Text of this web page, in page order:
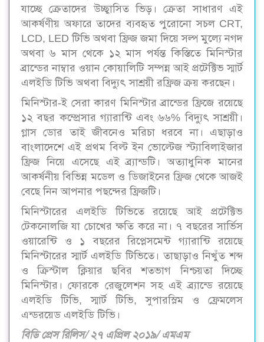
যাচ্ছে ক্রেতাদের উচ্ছ্বাসিত ভিড়। ক্রেতা সাধারণ এই
আকর্ষণীয় অফারে তাদের ব্যবহৃত পুরোনো সচল CRT,
LCD, LED টিভি অথবা ফ্রিজ জমা দিয়ে সল্প মুল্যে নগদ
অথবা ৬ মাস থেকে ১২ মাস পর্যন্ত কিস্তিতে মিনিস্টার
ব্রান্ডের নাম্বার ওয়ান কোয়ালিটি সম্পন্ন আই প্রটেক্টিভ স্মার্ট
এলইডি টিভি অথবা বিদ্যুৎ সাশ্রয়ী রফ্রিজ ক্রয় করছেন।
মিনিস্টার-ই সেরা কারণ মিনিস্টার ব্রান্ডের ফ্রিজে রয়েছে
১২ বছর কম্প্রেসার গ্যারান্টি এবং ৬৬% বিদ্যুৎ সাশ্রয়ী।
গ্লাস ডোর তাই জীবনেও মরিচা ধরবে না। এছাড়াও
বাংলাদেশে এই প্রথম বিল্ট ইন ভোল্টেজ স্ট্যাবিলাইজার
ফ্রিজ নিয়ে এসেছে এই ব্র্যান্ডটি। অত্যাধুনিক মানের
আকর্ষনীয় বিভিন্ন মডেল ও ডিজাইনের ফ্রিজ থেকে আজই
বেছে নিন আপনার পছন্দের ফ্রিজটি।
মিনিস্টারের এলইডি টিভিতে রয়েছে আই প্রটেক্টিভ
টেকনোলজি যা চোখের ক্ষতি করে না। ৭ বছরের সার্ভিস
ওয়ারেন্টি ও ১ বছরের রিপ্লেসমেন্ট গ্যারান্টি রয়েছে
মিনিস্টারের স্মার্ট এলইডি টিভিতে। তাছাড়াও নিখুঁত শব্দ
ও ক্রিস্টাল ক্লিয়ার ছবির শতভাগ নিশ্চয়তা দিচ্ছে
মিনিস্টার। ফোরকে রেজুলেশন সহ এই ব্র্যান্ডে রয়েছে
এলইডি টিভি, স্মার্ট টিভি, সুপারস্লিম ও ফ্রেমলেস
এন্ডরয়েড এলইডি টিভি।
বিডি প্রেস রিলিস/ ২৭ এপ্রিল ২০১৯/ এমএম